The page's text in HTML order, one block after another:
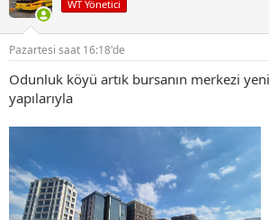
l
:
WT Yönetici
Pazartesi saat 16:18'de
Odunluk köyü artık bursanın merkezi
yapılarıyla